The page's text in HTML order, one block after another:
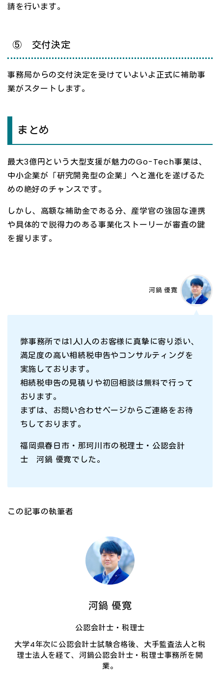
請を行います。
⑤ 交付決定
事務局からの交付決定を受けていよいよ正式に補助事
業がスタートします。
まとめ
最大3億円という大型支援が魅力のGo-Tech事業は、
中小企業が「研究開発型の企業」へと進化を遂げるた
めの絶好のチャンスです。
しかし、高額な補助金である分、産学官の強固な連携
や具体的で説得力のある事業化ストーリーが審査の鍵
を握ります。
河鍋 優寛
弊事務所では1人1人のお客様に真摯に寄り添い、
満足度の高い相続税申告やコンサルティングを
実施しております。
相続税申告の見積りや初回相談は無料で行って
おります。
まずは、お問い合わせページからご連絡をお待
ちしております。
福岡県春日市・那珂川市の税理士・公認会計
士 河鍋 優寛でした。
この記事の執筆者
河鍋 優寛
公認会計士・税理士
大学4年次に公認会計士試験合格後、大手監査法人と税
理士法人を経て、河鍋公認会計士・税理士事務所を開
業。